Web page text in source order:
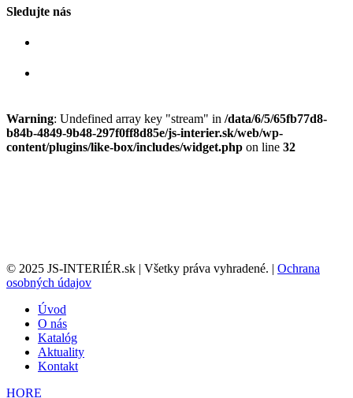
Sledujte nás
Warning: Undefined array key "stream" in /data/6/5/65fb77d8-
b84b-4849-9b48-297f0ff8d85e/js-interier.sk/web/wp-
content/plugins/like-box/includes/widget.php on line 32
© 2025 JS-INTERIÉR.sk | Všetky práva vyhradené. | Ochrana
osobných údajov
Úvod
O nás
Katalóg
Aktuality
Kontakt
HORE